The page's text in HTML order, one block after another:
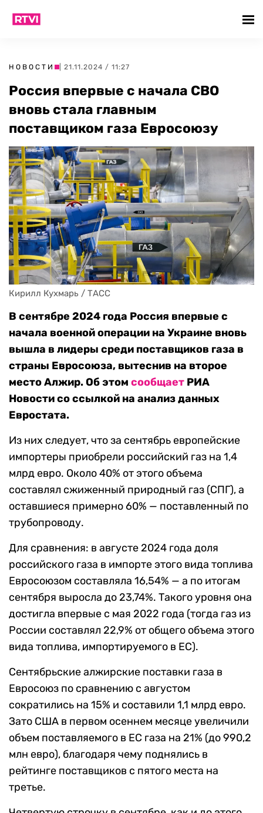
НОВОСТИ | 21.11.2024 / 11:27
Россия впервые с начала СВО
вновь стала главным
поставщиком газа Евросоюзу
Кирилл Кухмарь / ТАСС
В сентябре 2024 года Россия впервые с
начала военной операции на Украине вновь
вышла в лидеры среди поставщиков газа в
страны Евросоюза, вытеснив на второе
место Алжир. Об этом сообщает РИА
Новости со ссылкой на анализ данных
Евростата.
Из них следует, что за сентябрь европейские
импортеры приобрели российский газ на 1,4
млрд евро. Около 40% от этого объема
составлял сжиженный природный газ (СПГ), а
оставшиеся примерно 60% — поставленный по
трубопроводу.
Для сравнения: в августе 2024 года доля
российского газа в импорте этого вида топлива
Евросоюзом составляла 16,54% — а по итогам
сентября выросла до 23,74%. Такого уровня она
достигла впервые с мая 2022 года (тогда газ из
России составлял 22,9% от общего объема этого
вида топлива, импортируемого в ЕС).
Сентябрьские алжирские поставки газа в
Евросоюз по сравнению с августом
сократились на 15% и составили 1,1 млрд евро.
Зато США в первом осеннем месяце увеличили
объем поставляемого в ЕС газа на 21% (до 990,2
млн евро), благодаря чему поднялись в
рейтинге поставщиков с пятого места на
третье.